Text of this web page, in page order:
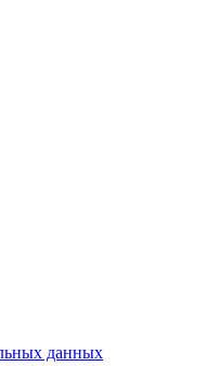
данных